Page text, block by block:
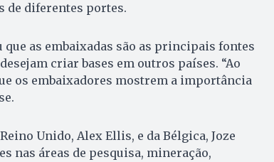
de diferentes portes.
as embaixadas são as principais fontes
criar bases em outros países. “Ao
os embaixadores mostrem a importância
Unido, Alex Ellis, e da Bélgica, Joze
nas áreas de pesquisa, mineração,